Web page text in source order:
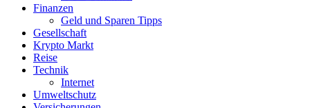
Finanzen
Geld und Sparen Tipps
Gesellschaft
Krypto Markt
Reise
Technik
Internet
Umweltschutz